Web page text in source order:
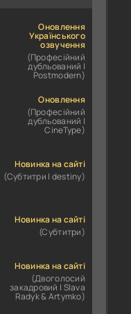
Оновлення
Українського
озвучення
(Професійний
дубльований |
Postmodern)
Оновлення
(Професійний
дубльований |
CineType)
Новинка на сайті
(Субтитри | destiny)
Новинка на сайті
(Субтитри)
Новинка на сайті
(Двоголосий
закадровий | Slava
Radyk & Artymko)